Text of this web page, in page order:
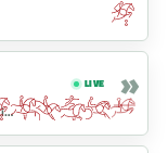
Dressur, Springen, Vielseitigkeit, Fahren, Working Equitation, Voltigieren, Hobby Horsing ·
LIVE »